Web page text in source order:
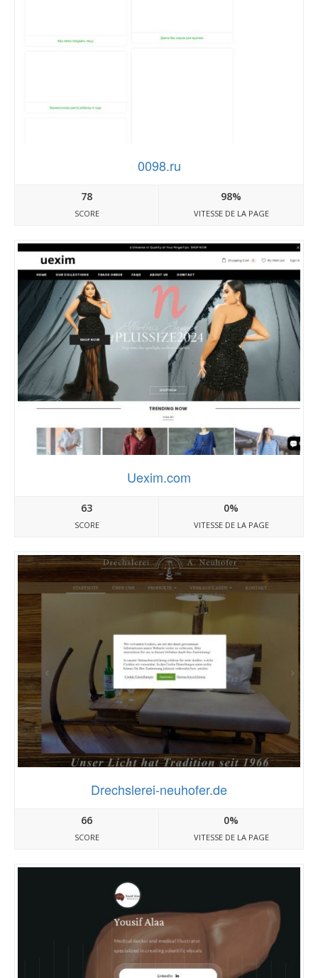
0098.ru
78
SCORE
98%
VITESSE DE LA PAGE
Uexim.com
63
SCORE
0%
VITESSE DE LA PAGE
Drechslerei-neuhofer.de
66
SCORE
0%
VITESSE DE LA PAGE